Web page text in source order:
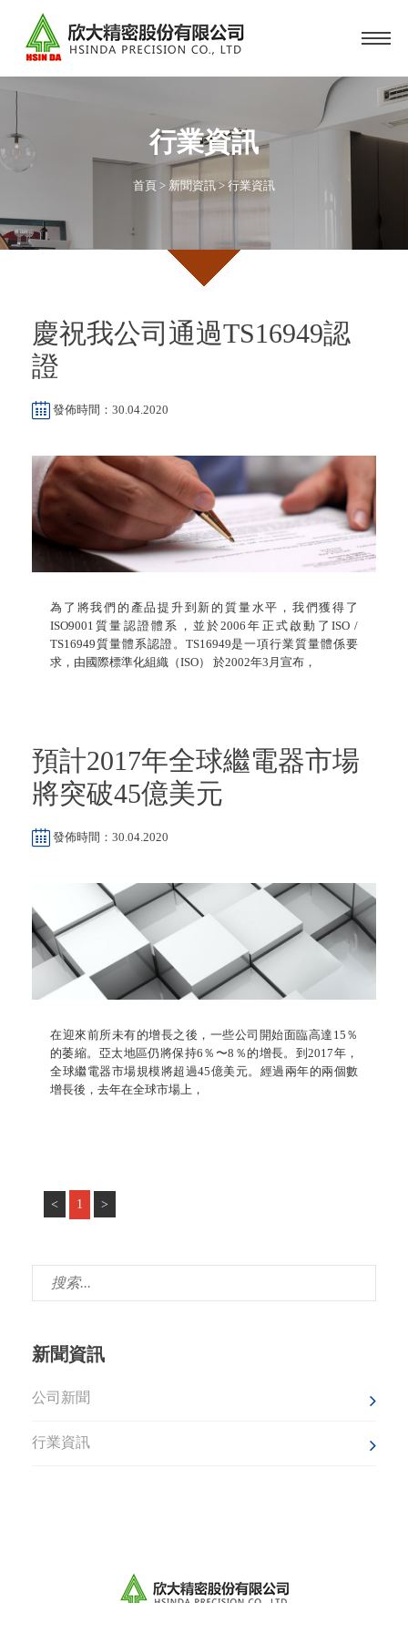
行業資訊
首頁 > 新聞資訊> 行業資訊
慶祝我公司通過TS16949認
證
發佈時間：30.04.2020
為了將我們的產品提升到新的質量水平，我們獲得了
ISO9001質量認證體系，並於2006年正式啟動了ISO /
TS16949質量體系認證。TS16949是一項行業質量體係要
求，由國際標準化組織（ISO） 於2002年3月宣布，
預計2017年全球繼電器市場
將突破45億美元
發佈時間：30.04.2020
在迎來前所未有的增長之後，一些公司開始面臨高達15％
的萎縮。亞太地區仍將保持6％〜8％的增長。到2017年，
全球繼電器市場規模將超過45億美元。經過兩年的兩個數
增長後，去年在全球市場上，
< 1 >
新聞資訊
公司新聞
行業資訊